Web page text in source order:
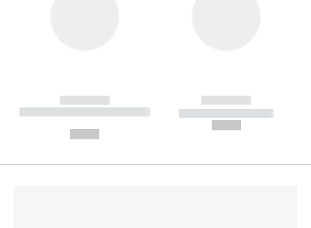
------------
----------- ----------- --------
------------
----------- -----------